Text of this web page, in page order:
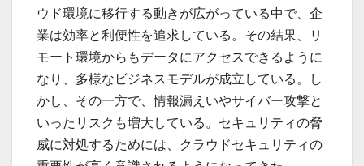
ウド環境に移行する動きが広がっている中で、企
業は効率と利便性を追求している。その結果、リ
モート環境からもデータにアクセスできるように
なり、多様なビジネスモデルが成立している。し
かし、その一方で、情報漏えいやサイバー攻撃と
いったリスクも増大している。セキュリティの脅
威に対処するためには、クラウドセキュリティの